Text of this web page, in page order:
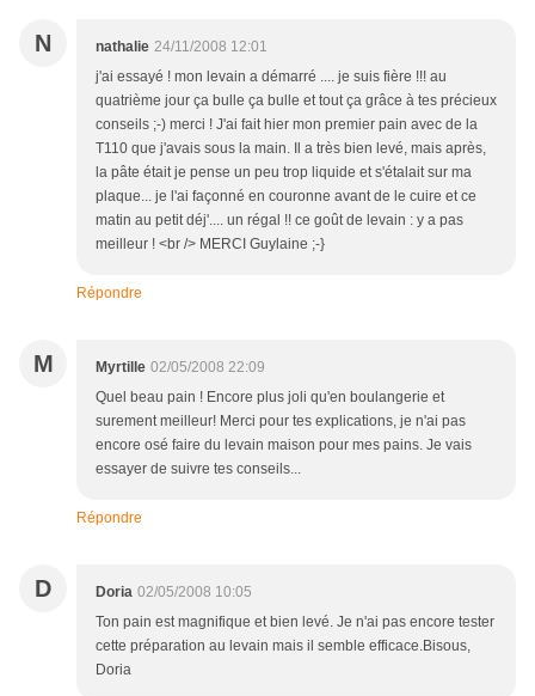
N nathalie 24/11/2008 12:01
j'ai essayé ! mon levain a démarré .... je suis fière !!! au
quatrième jour ça bulle ça bulle et tout ça grâce à tes précieux
conseils ;-) merci ! J'ai fait hier mon premier pain avec de la
T110 que j'avais sous la main. Il a très bien levé, mais après,
la pâte était je pense un peu trop liquide et s'étalait sur ma
plaque... je l'ai façonné en couronne avant de le cuire et ce
matin au petit déj'.... un régal !! ce goût de levain : y a pas
meilleur ! <br /> MERCI Guylaine ;-}
Répondre
M Myrtille 02/05/2008 22:09
Quel beau pain ! Encore plus joli qu'en boulangerie et
surement meilleur! Merci pour tes explications, je n'ai pas
encore osé faire du levain maison pour mes pains. Je vais
essayer de suivre tes conseils...
Répondre
D Doria 02/05/2008 10:05
Ton pain est magnifique et bien levé. Je n'ai pas encore tester
cette préparation au levain mais il semble efficace.Bisous,
Doria